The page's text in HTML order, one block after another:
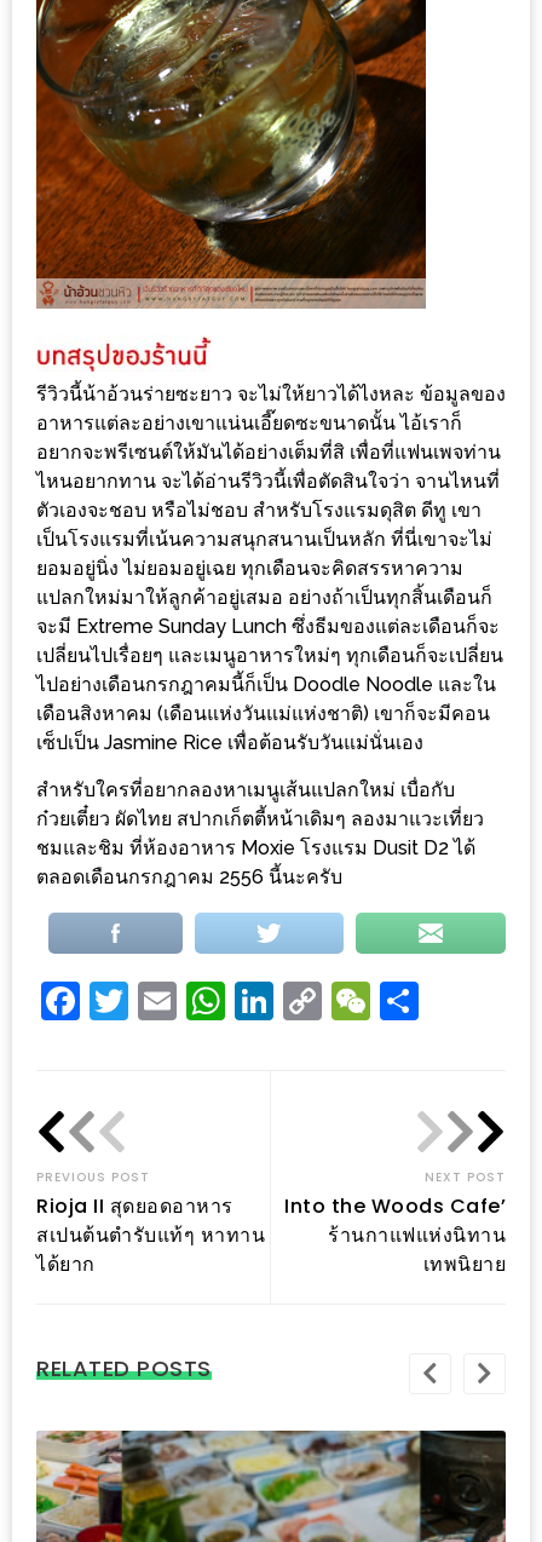
ครบ
ที่
งาน
LEO
PRESENTS
PINGFAI
FESTIVAL
3
อาหาร
ญี่ปุ่น
ระดับ
พรีเมียม
พร้อม
สุ
กี้
เนื้อ
หมู
คู
โร
บูต
ะ
สุด
เด็ด
ที่
AIKO
(THE
UP,
RAMA
3)
โดน
ใจ
ภาพ
ใส
PLUS
ร์ท
โฟน
ที่
รีวิวนี้น้าอ้วนร่ายซะยาว จะไม่ให้ยาวได้ไงหละ ข้อมูลของ
อาหารแต่ละอย่างเขาแน่นเอี๊ยดซะขนาดนั้น ไอ้เราก็
อยากจะพรีเซนต์ให้มันได้อย่างเต็มที่สิ เพื่อที่แฟนเพจท่าน
ไหนอยากทาน จะได้อ่านรีวิวนี้เพื่อตัดสินใจว่า จานไหนที่
ตัวเองจะชอบ หรือไม่ชอบ สำหรับโรงแรมดุสิต ดีทู เขา
เป็นโรงแรมที่เน้นความสนุกสนานเป็นหลัก ที่นี่เขาจะไม่
ยอมอยู่นิ่ง ไม่ยอมอยู่เฉย ทุกเดือนจะคิดสรรหาความ
แปลกใหม่มาให้ลูกค้าอยู่เสมอ อย่างถ้าเป็นทุกสิ้นเดือนก็
จะมี Extreme Sunday Lunch ซึ่งธีมของแต่ละเดือนก็จะ
เปลี่ยนไปเรื่อยๆ และเมนูอาหารใหม่ๆ ทุกเดือนก็จะเปลี่ยน
ไปอย่างเดือนกรกฎาคมนี้ก็เป็น Doodle Noodle และใน
เดือนสิงหาคม (เดือนแห่งวันแม่แห่งชาติ) เขาก็จะมีคอน
เซ็ปเป็น Jasmine Rice เพื่อต้อนรับวันแม่นั่นเอง
สำหรับใครที่อยากลองหาเมนูเส้นแปลกใหม่ เบื่อกับ
ก๋วยเตี๋ยว ผัดไทย สปากเก็ตตี้หน้าเดิมๆ ลองมาแวะเที่ยว
ชมและชิม ที่ห้องอาหาร Moxie โรงแรม Dusit D2 ได้
ตลอดเดือนกรกฎาคม 2556 นี้นะครับ
Facebook
Twitter
EmailWhatsApp
LinkedIn
CopyWeChat
PREVIOUS POST
Rioja II สุดยอดอาหาร
สเปนต้นตำรับแท้ๆ หาทาน
ได้ยาก
NEXT POST
Into the Woods Cafe’
ร้านกาแฟแห่งนิทาน
เทพนิยาย
RELATED POSTS